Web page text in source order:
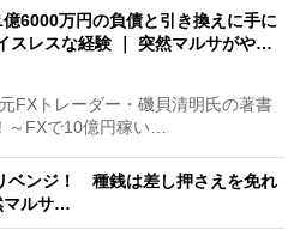
億6000万円の負債と引き換えに手に
スレスな経験 ｜ 突然マルサがや…
FXトレーダー・磯貝清明氏の著書
～FXで10億円稼い…
ベンジ！ 種銭は差し押さえを免れ
マルサ…